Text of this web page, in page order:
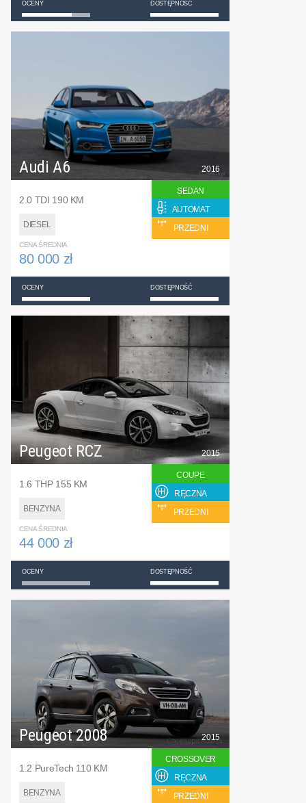
OCENY DOSTĘPNOŚĆ
Audi A6
2.0 TDI 190 KM
DIESEL
2016
SEDAN
AUTOMAT
PRZEDNI
CENA ŚREDNIA
80 000 zł
OCENY DOSTĘPNOŚĆ
Peugeot RCZ
1.6 THP 155 KM
BENZYNA
2015
COUPE
RĘCZNA
PRZEDNI
CENA ŚREDNIA
44 000 zł
OCENY DOSTĘPNOŚĆ
Peugeot 2008
1.2 PureTech 110 KM
BENZYNA
2015
CROSSOVER
RĘCZNA
PRZEDNI